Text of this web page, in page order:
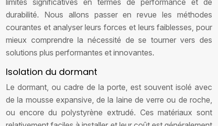
limites significatives en termes de performance et de
durabilité. Nous allons passer en revue les méthodes
courantes et analyser leurs forces et leurs faiblesses, pour
mieux comprendre la nécessité de se tourner vers des
solutions plus performantes et innovantes.
Isolation du dormant
Le dormant, ou cadre de la porte, est souvent isolé avec
de la mousse expansive, de la laine de verre ou de roche,
ou encore du polystyrène extrudé. Ces matériaux sont